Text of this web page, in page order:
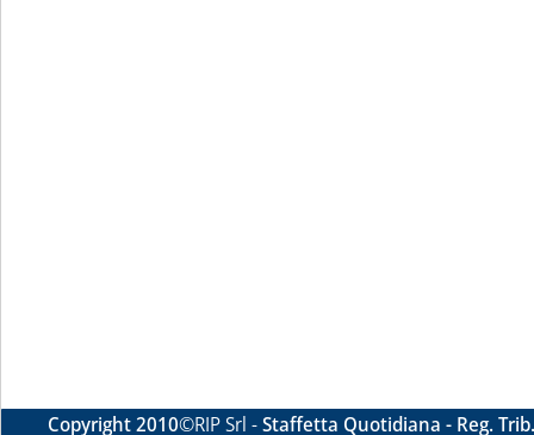
Copyright 2010©RIP Srl -Staffetta Quotidiana - Reg.